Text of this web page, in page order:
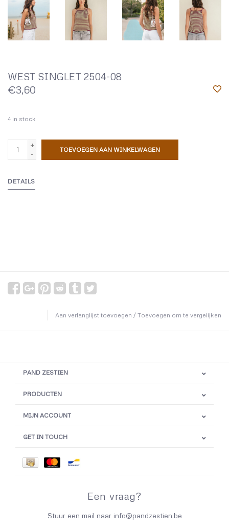
WEST SINGLET 2504-08
€3,60
4 in stock
+
-
TOEVOEGEN AAN WINKELWAGEN
DETAILS
Aan verlanglijst toevoegen / Toevoegen om te vergelijken
PAND ZESTIEN
PRODUCTEN
MIJN ACCOUNT
GET IN TOUCH
Een vraag?
Stuur een mail naar info@pandzestien.be